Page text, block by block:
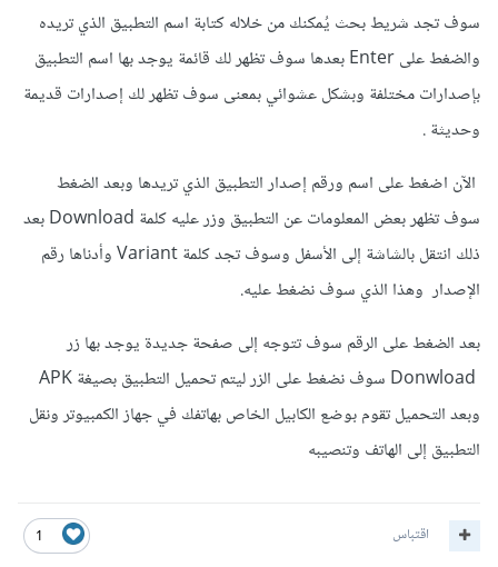
سوف تجد شريط بحث يُمكنك من خلاله كتابة اسم التطبيق الذي تريده
والضغط على Enter بعدها سوف تظهر لك قائمة يوجد بها اسم التطبيق
بإصدارات مختلفة وبشكل عشوائي بمعنى سوف تظهر لك إصدارات قديمة
وحديثة .
الآن اضغط على اسم ورقم إصدار التطبيق الذي تريدها وبعد الضغط
سوف تظهر بعض المعلومات عن التطبيق وزر عليه كلمة Download بعد
ذلك انتقل بالشاشة إلى الأسفل وسوف تجد كلمة Variant وأدناها رقم
الإصدار وهذا الذي سوف نضغط عليه.
بعد الضغط على الرقم سوف تتوجه إلى صفحة جديدة يوجد بها زر
Donwload سوف نضغط على الزر ليتم تحميل التطبيق بصيغة APK
وبعد التحميل تقوم بوضع الكابيل الخاص بهاتفك في جهاز الكمبيوتر ونقل
التطبيق إلى الهاتف وتنصيبه
1 اقتباس